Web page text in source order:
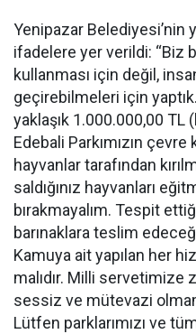
Yenipazar Belediyesi’nin
ifadelere yer verildi: “Biz
kullanması için değil,
geçirebilmeleri için
yaklaşık 1.000.000,00
Edebali Parkımızın çevre
hayvanlar tarafından
saldığınız hayvanları
bırakmayalım. Tespit
barınaklara teslim
Kamuya ait yapılan her
malıdır. Milli servetimize
sessiz ve mütevazi
Lütfen parklarımızı ve